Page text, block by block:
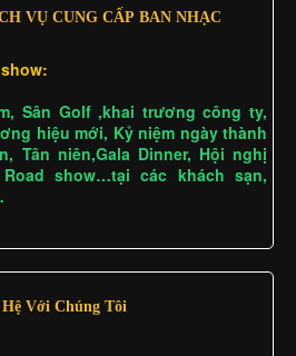
VỤ CUNG CẤP BAN NHẠC
Sân Golf ,khai trương công ty,
hiệu mới, Kỷ niệm ngày thành
Tân niên,Gala Dinner, Hội nghị
show…tại các khách sạn,
Với Chúng Tôi